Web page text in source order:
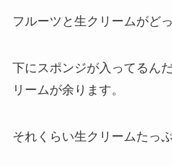
フルーツと生クリームがど
下にスポンジが入ってるん
リームが余ります。
それくらい生クリームたっ